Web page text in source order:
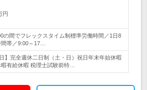
円
の間でフレックスタイム制標準労働時間／1日8
帯／9:00～17…
】完全週休二日制（土・日）祝日年末年始休暇
有給休暇 税理士試験前特…